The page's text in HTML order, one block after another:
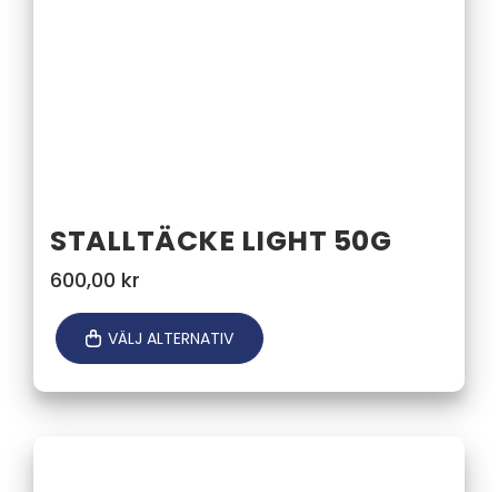
STALLTÄCKE LIGHT 50G
600,00 kr
VÄLJ ALTERNATIV